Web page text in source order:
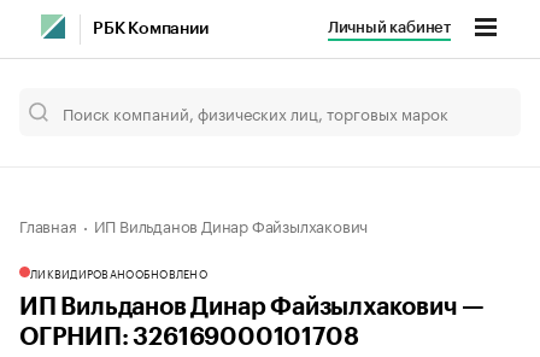
РБК Компании Личный кабинет
Главная ИП Вильданов Динар Файзылхакович
ЛИКВИДИРОВАНООБНОВЛЕНО
ИП Вильданов Динар Файзылхакович —
ОГРНИП: 326169000101708